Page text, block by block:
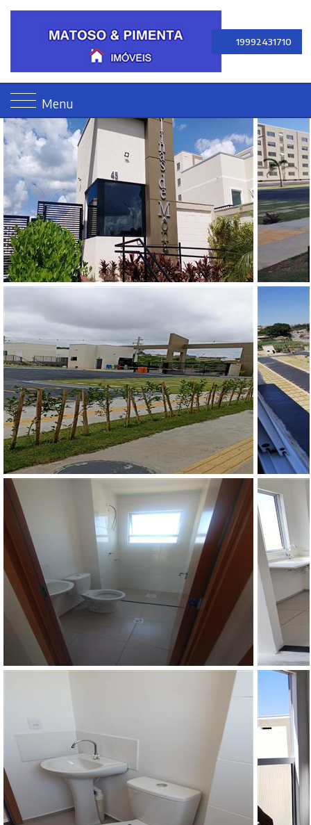
19992431710
Menu